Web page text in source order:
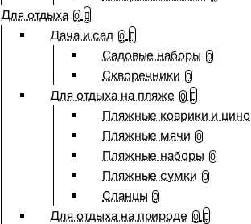
Для отдыха 0
Дача и сад 0
Садовые наборы 0
Скворечники 0
Для отдыха на пляже 0
Пляжные коврики и
Пляжные мячи 0
Пляжные наборы 0
Пляжные сумки 0
Сланцы 0
Для отдыха на природе 0